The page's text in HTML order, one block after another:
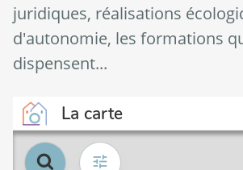
juridiques, réalisations
d'autonomie, les formations
dispensent...